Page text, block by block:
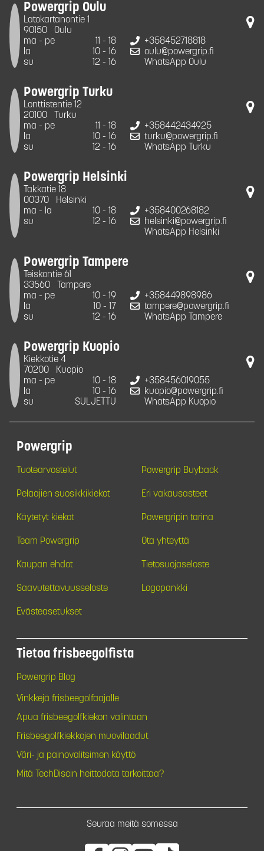
Powergrip Oulu
Latokartanontie 1
90150
Oulu
ma - pe
11 - 18
la
10 - 16
su
12 - 16
+358452718818
oulu@powergrip.fi
WhatsApp Oulu
Powergrip Turku
Lonttistentie 12
20100
Turku
ma - pe
11 - 18
la
10 - 16
su
12 - 16
+358442434925
turku@powergrip.fi
WhatsApp Turku
Powergrip Helsinki
Takkatie 18
00370
Helsinki
ma - la
10 - 18
su
12 - 16
+358400268182
helsinki@powergrip.fi
WhatsApp Helsinki
Powergrip Tampere
Teiskontie 61
33560
Tampere
ma - pe
10 - 19
la
10 - 17
su
12 - 16
+358449898986
tampere@powergrip.fi
WhatsApp Tampere
Powergrip Kuopio
Kiekkotie 4
70200
Kuopio
ma - pe
10 - 18
la
10 - 16
su
SULJETTU
+358456019055
kuopio@powergrip.fi
WhatsApp Kuopio
Powergrip
Tuotearvostelut Powergrip Buyback
Pelaajien suosikkikiekot Eri vakausasteet
Käytetyt kiekot Powergripin tarina
Team Powergrip Ota yhteyttä
Kaupan ehdot Tietosuojaseloste
Saavutettavuusseloste Logopankki
Evästeasetukset
Tietoa frisbeegolfista
Powergrip Blog
Vinkkejä frisbeegolfaajalle
Apua frisbeegolfkiekon valintaan
Frisbeegolfkiekkojen muovilaadut
Väri- ja painovalitsimen käyttö
Mitä TechDiscin heittodata tarkoittaa?
Seuraa meitä somessa